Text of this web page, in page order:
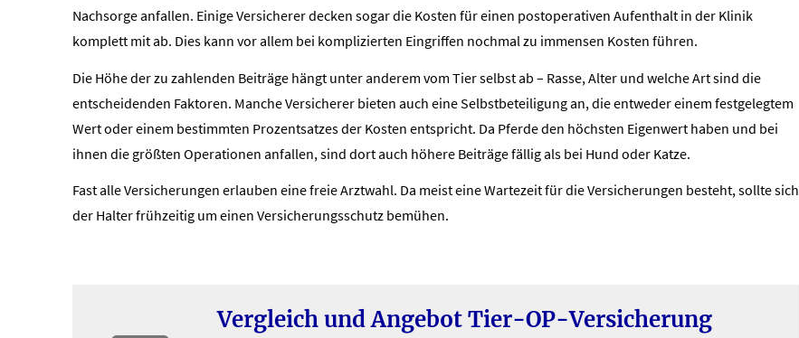
Nachsorge anfallen. Einige Versicherer decken sogar die Kosten für einen postoperativen Aufenthalt in der Klinik
komplett mit ab. Dies kann vor allem bei komplizierten Eingriffen nochmal zu immensen Kosten führen.
Die Höhe der zu zahlenden Beiträge hängt unter anderem vom Tier selbst ab – Rasse, Alter und welche Art sind die
entscheidenden Faktoren. Manche Versicherer bieten auch eine Selbstbeteiligung an, die entweder einem festgelegtem
Wert oder einem bestimmten Prozentsatzes der Kosten entspricht. Da Pferde den höchsten Eigenwert haben und bei
ihnen die größten Operationen anfallen, sind dort auch höhere Beiträge fällig als bei Hund oder Katze.
Fast alle Versicherungen erlauben eine freie Arztwahl. Da meist eine Wartezeit für die Versicherungen besteht, sollte sich
der Halter frühzeitig um einen Versicherungsschutz bemühen.
Vergleich und Angebot Tier-OP-Versicherung